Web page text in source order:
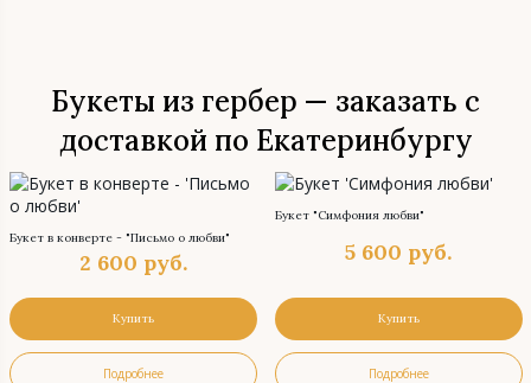
Букеты из гербер — заказать с
доставкой по Екатеринбургу
Букет в конверте - "Письмо о любви"
2 600 руб.
Купить
Подробнее
Букет "Симфония любви"
5 600 руб.
Купить
Подробнее